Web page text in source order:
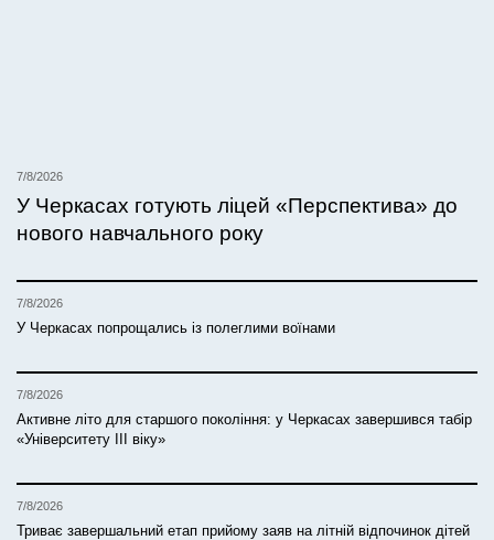
7/8/2026
У Черкасах готують ліцей «Перспектива» до
нового навчального року
7/8/2026
У Черкасах попрощались із полеглими воїнами
7/8/2026
Активне літо для старшого покоління: у Черкасах завершився табір
«Університету ІІІ віку»
7/8/2026
Триває завершальний етап прийому заяв на літній відпочинок дітей